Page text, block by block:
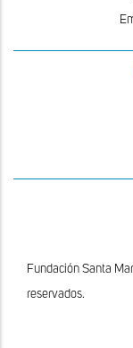
Fundación Santa
reservados.